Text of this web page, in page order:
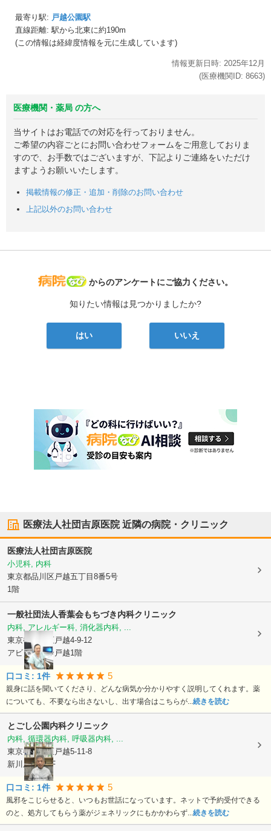
最寄り駅: 戸越公園駅
直線距離: 駅から北東に約190m
(この情報は経緯度情報を元に生成しています)
情報更新日時: 2025年12月
(医療機関ID: 8663)
医療機関・薬局 の方へ
当サイトはお電話での対応を行っておりません。
ご希望の内容ごとにお問い合わせフォームをご用意しておりま
すので、お手数ではございますが、下記よりご連絡をいただけ
ますようお願いいたします。
掲載情報の修正・追加・削除のお問い合わせ
上記以外のお問い合わせ
病院なび
からのアンケートにご協力ください。
知りたい情報は見つかりましたか?
はい いいえ
医療法人社団吉原医院近隣の病院・クリニック
医療法人社団吉原医院
小児科, 内科
東京都品川区 戸越五丁目8番5号
1階
一般社団法人香葉会もちづき内科クリニック
内科, アレルギー科, 消化器内科, ...
東京都品川区 戸越4-9-12
アビタシオン戸越1階
口コミ: 1件 5
親身に話を聞いてくださり、どんな病気か分かりやすく説明してくれます。薬
についても、不要なら出さないし、出す場合はこちらが...続きを読む
とごし公園内科クリニック
内科, 循環器内科, 呼吸器内科, ...
東京都品川区 戸越5-11-8
新川屋ビル1F
口コミ: 1件 5
風邪をこじらせると、いつもお世話になっています。ネットで予約受付できる
のと、処方してもらう薬がジェネリックにもかかわらず...続きを読む